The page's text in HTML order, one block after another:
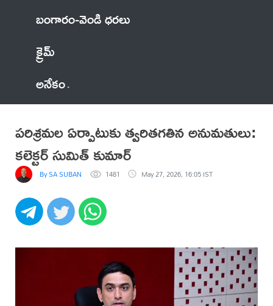
బంగారం-వెండి ధరలు
క్రైమ్
అనేకం
పరిశ్రమల ఏర్పాటుకు త్వరితగతిన అనుమతులు:
కలెక్టర్ సుమిత్ కుమార్
By SA SUBAN 1481 May 27, 2026, 16:05 IST